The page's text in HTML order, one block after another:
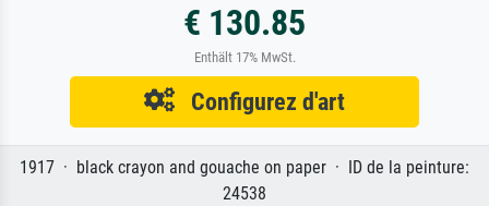
€ 130.85
Enthält 17% MwSt.
Configurez d'art
1917 · black crayon and gouache on paper · ID de la peinture:
24538